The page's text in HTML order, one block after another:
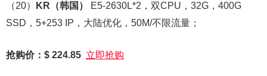
（20） KR （韩国）
E5-2630L*2，双CPU，32G，400G
SSD，5+253 IP，大陆优化，50M/不限流量；
抢购价：$ 224.85 立即抢购